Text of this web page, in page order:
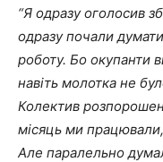
“Я одразу оголосив
одразу почали
роботу. Бо окупанти
навіть молотка не
Колектив
місяць ми
Але паралельно